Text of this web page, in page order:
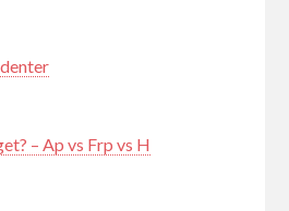
– Ap vs Frp vs H